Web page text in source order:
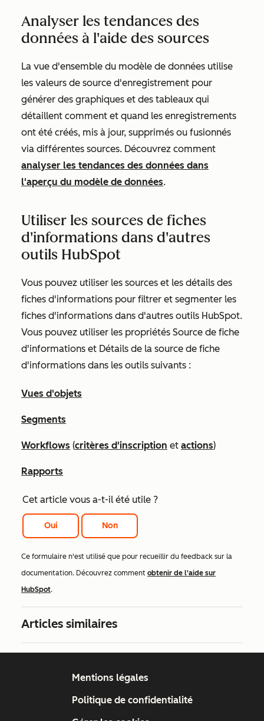
Analyser les tendances des
données à l'aide des sources
La vue d'ensemble du modèle de données utilise
les valeurs de source d'enregistrement pour
générer des graphiques et des tableaux qui
détaillent comment et quand les enregistrements
ont été créés, mis à jour, supprimés ou fusionnés
via différentes sources. Découvrez comment
analyser les tendances des données dans
l'aperçu du modèle de données.
Utiliser les sources de fiches
d'informations dans d'autres
outils HubSpot
Vous pouvez utiliser les sources et les détails des
fiches d'informations pour filtrer et segmenter les
fiches d'informations dans d'autres outils HubSpot.
Vous pouvez utiliser les propriétés Source de fiche
d'informations et Détails de la source de fiche
d'informations dans les outils suivants :
Vues d'objets
Segments
Workflows (critères d'inscription et actions)
Rapports
Cet article vous a-t-il été utile ?
Oui Non
Ce formulaire n'est utilisé que pour recueillir du feedback sur la
documentation. Découvrez comment obtenir de l'aide sur
HubSpot.
Articles similaires
Mentions légales
Politique de confidentialité